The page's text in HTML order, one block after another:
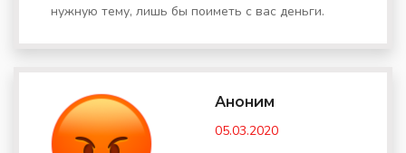
нужную тему, лишь бы поиметь с вас деньги.
Аноним
05.03.2020